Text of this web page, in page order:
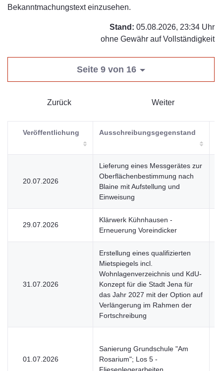
Bekanntmachungstext einzusehen.
Stand: 05.08.2026, 23:34 Uhr
ohne Gewähr auf Vollständigkeit
Seite 9 von 16
Zurück Weiter
Veröffentlichung Ausschreibungsgegenstand
20.07.2026
Lieferung eines Messgerätes zur
Oberflächenbestimmung nach
Blaine mit Aufstellung und
Einweisung
29.07.2026
Klärwerk Kühnhausen -
Erneuerung Voreindicker
31.07.2026
Erstellung eines qualifizierten
Mietspiegels incl.
Wohnlagenverzeichnis und KdU-
Konzept für die Stadt Jena für
das Jahr 2027 mit der Option auf
Verlängerung im Rahmen der
Fortschreibung
01.07.2026
Sanierung Grundschule "Am
Rosarium"; Los 5 -